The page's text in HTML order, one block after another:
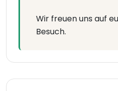
Wir freuen uns auf
Besuch.